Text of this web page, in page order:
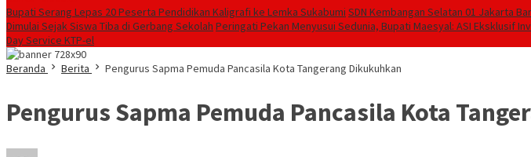
Bupati Serang Lepas 20 Peserta Pendidikan Kaligrafi ke Lemka Sukabumi SDN Kembangan Selatan 01 Jakarta
Dimulai Sejak Siswa Tiba di Gerbang Sekolah Peringati Pekan Menyusui Sedunia, Bupati Maesyal: ASI Eksklusif
Day Service KTP-el
Beranda
Berita Pengurus Sapma Pemuda Pancasila Kota Tangerang Dikukuhkan
Pengurus Sapma Pemuda Pancasila Kota